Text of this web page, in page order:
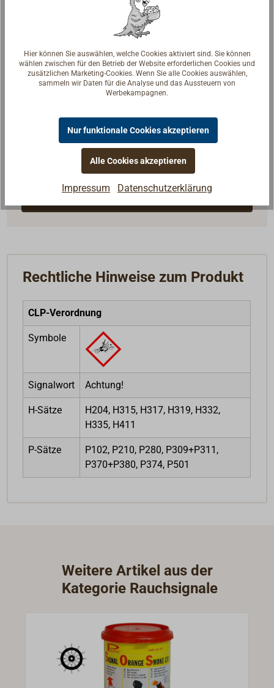
Fragen zum Artikel?
Reden Sie mit Handwerkern, Bootsbauern und
Seglerinnen. Wir verstehen Ihre Fragen und geben die
Rechtliche Hinweise zum Produkt
CLP-Verordnung
Symbole
Signalwort Achtung!
H-Sätze
H204, H315, H317, H319, H332,
H335, H411
P-Sätze
P102, P210, P280, P309+P311,
P370+P380, P374, P501
Weitere Artikel aus der
Kategorie Rauchsignale
Hier können Sie auswählen, welche Cookies aktiviert sind. Sie können
wählen zwischen für den Betrieb der Website erforderlichen Cookies und
zusätzlichen Marketing-Cookies. Wenn Sie alle Cookies auswählen,
sammeln wir Daten für die Analyse und das Aussteuern von
Werbekampagnen.
Nur funktionale Cookies akzeptieren
Alle Cookies akzeptieren
Impressum Datenschutzerklärung